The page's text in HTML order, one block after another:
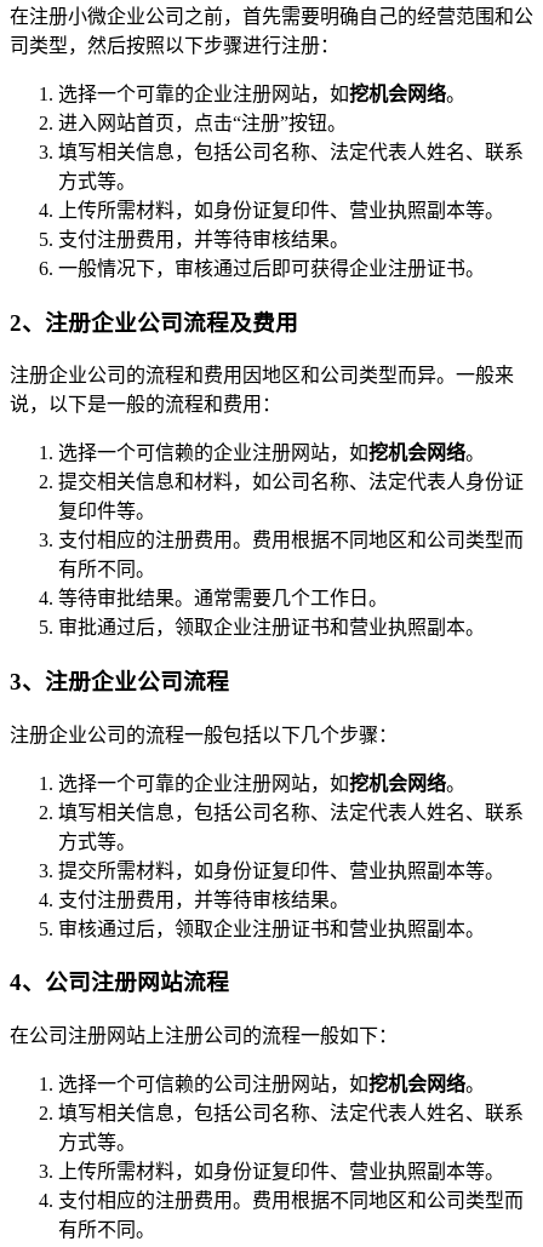
在注册小微企业公司之前，首先需要明确自己的经营范围和公
司类型，然后按照以下步骤进行注册：
选择一个可靠的企业注册网站，如挖机会网络。
进入网站首页，点击“注册”按钮。
填写相关信息，包括公司名称、法定代表人姓名、联系
方式等。
上传所需材料，如身份证复印件、营业执照副本等。
支付注册费用，并等待审核结果。
一般情况下，审核通过后即可获得企业注册证书。
2、注册企业公司流程及费用
注册企业公司的流程和费用因地区和公司类型而异。一般来
说，以下是一般的流程和费用：
选择一个可信赖的企业注册网站，如挖机会网络。
提交相关信息和材料，如公司名称、法定代表人身份证
复印件等。
支付相应的注册费用。费用根据不同地区和公司类型而
有所不同。
等待审批结果。通常需要几个工作日。
审批通过后，领取企业注册证书和营业执照副本。
3、注册企业公司流程
注册企业公司的流程一般包括以下几个步骤：
选择一个可靠的企业注册网站，如挖机会网络。
填写相关信息，包括公司名称、法定代表人姓名、联系
方式等。
提交所需材料，如身份证复印件、营业执照副本等。
支付注册费用，并等待审核结果。
审核通过后，领取企业注册证书和营业执照副本。
4、公司注册网站流程
在公司注册网站上注册公司的流程一般如下：
选择一个可信赖的公司注册网站，如挖机会网络。
填写相关信息，包括公司名称、法定代表人姓名、联系
方式等。
上传所需材料，如身份证复印件、营业执照副本等。
支付相应的注册费用。费用根据不同地区和公司类型而
有所不同。